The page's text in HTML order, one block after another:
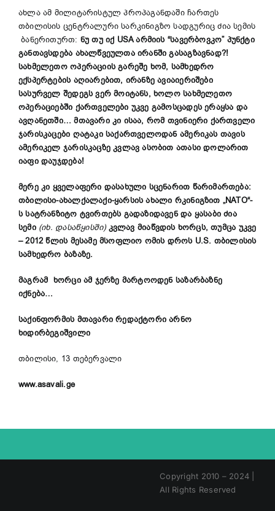
ახლა ამ მილიტარისტულ პროპაგანდაში ჩართეს
თბილისის ცენტრალური სარკინიგზო სადგურიც ძია სემის
ბანერითურთ: ნუ თუ იქ USA არმიის “სავერბოვკო” პუნქტი
განთავსდება ახალწვეულთა ირანში გასაგზავნად?!
სახმელეთო ოპერაციის გარეშე ხომ, სამხედრო
ექსპერტების აღიარებით, ირანზე ავიაიერიშები
სასურველ შედეგს ვერ მოიტანს, ხოლო სახმელეთო
ოპერაციებში ქართველები უკვე გამოსცადეს ერაყსა და
ავღანეთში… მთავარი კი ისაა, რომ თვინიერი ქართველი
ჯარისკაცები ღატაკი საქართველოდან ამერიკას თავის
ამერიკელ ჯარისკაცზე კვლავ ასობით ათასი დოლარით
იაფი დაუჯდება!
მერე კი ყველაფერი დასახული სცენარით წარიმართება:
თბილისი-ახალქალაქი-ყარსის ახალი რკინიგზით „NATO“-
ს სატრანზიტო ტვირთებს გადაზიდავენ და ყასაბი ძია
სემი (იხ. დასაწყისში)კვლავ მიაწვდის ხორცს, თუმცა უკვე
– 2012 წლის მესამე მსოფლიო ომის დროს U.S. თბილისის
სამხედრო ბაზაზე.
მაგრამ ხორცი ამ ჯერზე მარტოოდენ საზარბაზნე
იქნება…
საქინფორმის მთავარი რედაქტორი არნო
ხიდირბეგიშვილი
თბილისი, 13 თებერვალი
www.asavali.ge
Copyright 2010 – 2024 |
All Rights Reserved